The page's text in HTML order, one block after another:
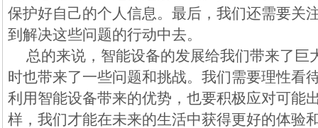
保护好自己的个人信息。最后，我们还需要关
到解决这些问题的行动中去。
总的来说，智能设备的发展给我们带来了巨
时也带来了一些问题和挑战。我们需要理性看
利用智能设备带来的优势，也要积极应对可能
样，我们才能在未来的生活中获得更好的体验